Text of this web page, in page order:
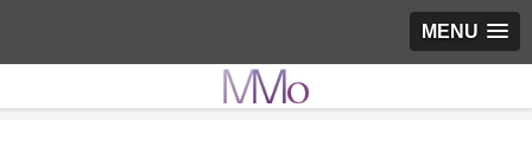
MENU